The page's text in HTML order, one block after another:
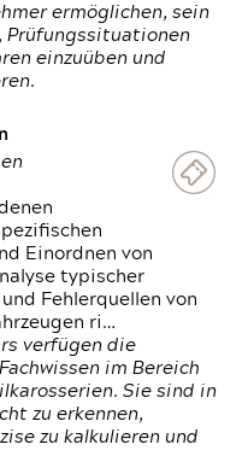
ermöglichen, sein
Prüfungssituationen
einzuüben und
Einordnen von
typischer
Fehlerquellen von
ri…
verfügen die
im Bereich
Sie sind in
zu erkennen,
zu kalkulieren und